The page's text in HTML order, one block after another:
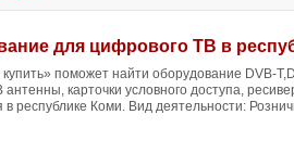
для цифрового ТВ в
купить» поможет найти оборудование DVB-
карточки условного доступа,
в республике Коми. Вид деятельности: